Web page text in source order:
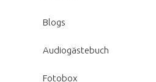
Blogs
Audiogästebuch
Fotobox